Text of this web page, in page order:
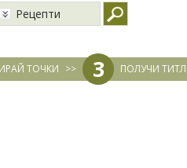
Рецепти
ТОЧКИ >> 3 ПОЛУЧИ